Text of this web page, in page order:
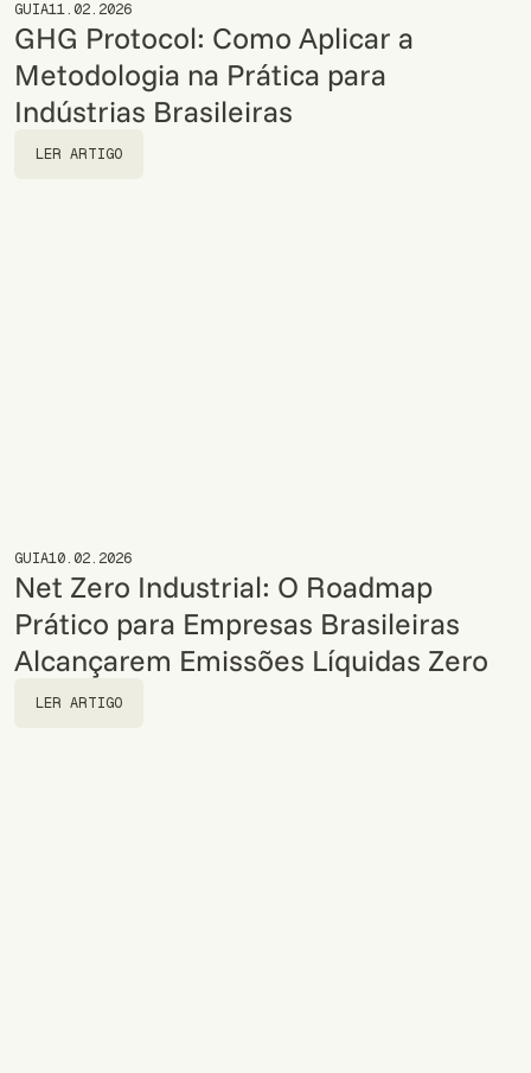
GUIA11.02.2026
GHG Protocol: Como Aplicar a
Metodologia na Prática para
Indústrias Brasileiras
LER ARTIGO
GUIA10.02.2026
Net Zero Industrial: O Roadmap
Prático para Empresas Brasileiras
Alcançarem Emissões Líquidas Zero
LER ARTIGO